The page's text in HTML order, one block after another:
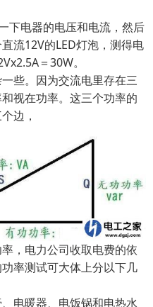
下电器的电压和电流，然后
流12V的LED灯泡，测得电
＝30W。
些。因为交流电里存在三
视在功率。这三个功率的
边，
，电力公司收取电费的依
率测试可大体上分以下几
电暖器、电饭锅和电热水